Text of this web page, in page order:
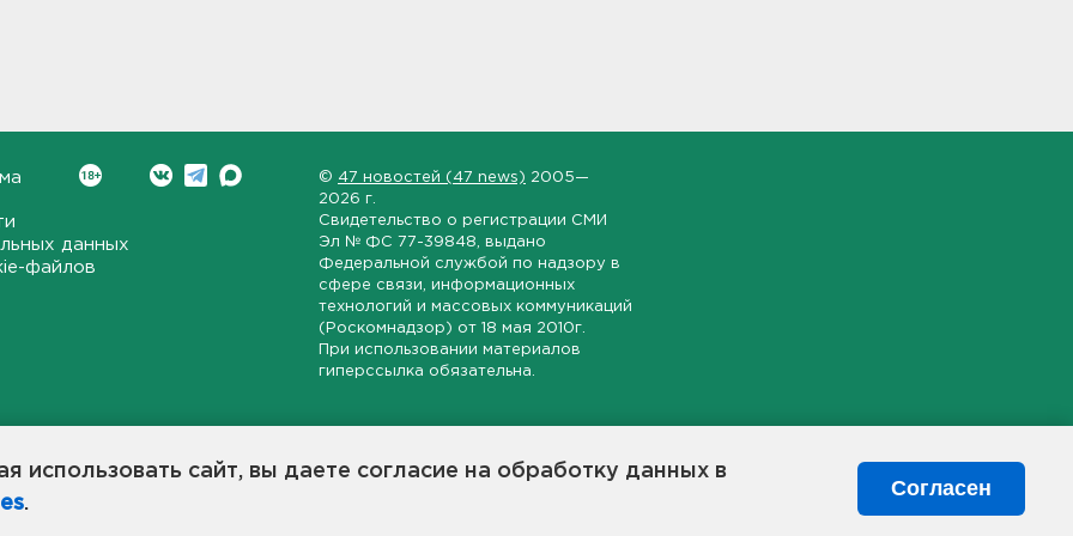
использовать сайт, вы даете согласие на обработку данных в
.
Согласен
данных
файлов
© 47 новостей (47 news) 2005—
2026 г.
Свидетельство о регистрации СМИ
Эл № ФС 77-39848 , выдано
Федеральной службой по надзору в
сфере связи, информационных
технологий и массовых коммуникаций
(Роскомнадзор) от 18 мая 2010г.
При использовании материалов
гиперссылка обязательна.
области, экономической и инвестиционной активности в регионе.
станет популярной и конструктивной площадкой для свободного
в 47-м регионе России.